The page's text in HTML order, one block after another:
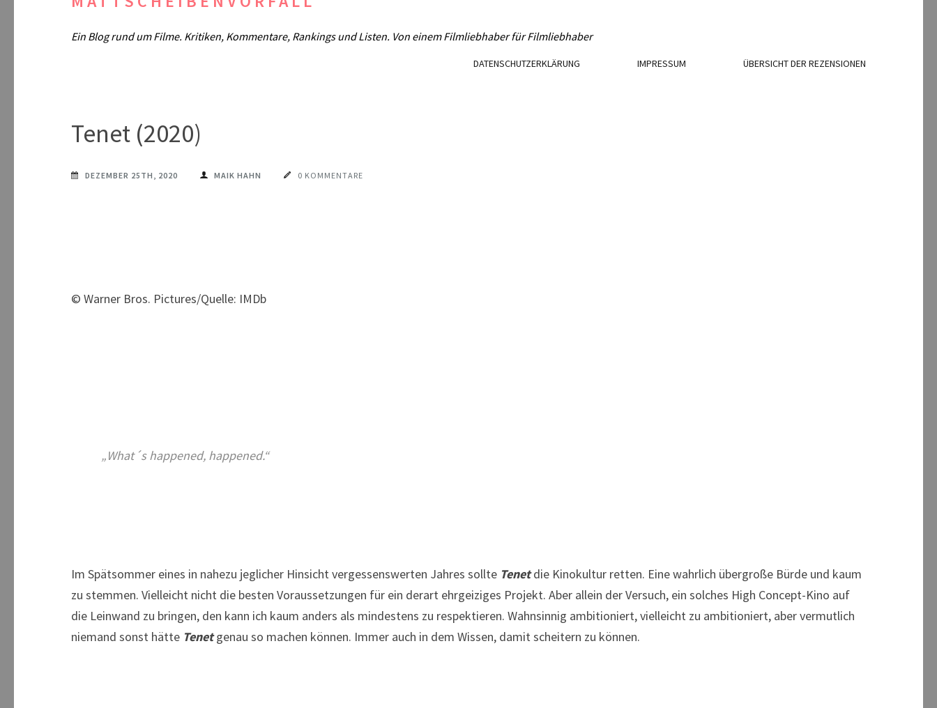
Ein Blog rund um Filme. Kritiken, Kommentare, Rankings und Listen. Von einem Filmliebhaber für Filmliebhaber
DATENSCHUTZERKLÄRUNG IMPRESSUM ÜBERSICHT DER REZENSIONEN
Tenet (2020)
DEZEMBER 25TH, 2020 MAIK HAHN 0 KOMMENTARE
© Warner Bros. Pictures/Quelle: IMDb
„What´s happened, happened.“
Im Spätsommer eines in nahezu jeglicher Hinsicht vergessenswerten Jahres sollte Tenetdie Kinokultur retten. Eine wahrlich übergroße Bürde und kaum
zu stemmen. Vielleicht nicht die besten Voraussetzungen für ein derart ehrgeiziges Projekt. Aber allein der Versuch, ein solches High Concept-Kino auf
die Leinwand zu bringen, den kann ich kaum anders als mindestens zu respektieren. Wahnsinnig ambitioniert, vielleicht zu ambitioniert, aber vermutlich
niemand sonst hätte Tenetgenau so machen können. Immer auch in dem Wissen, damit scheitern zu können.